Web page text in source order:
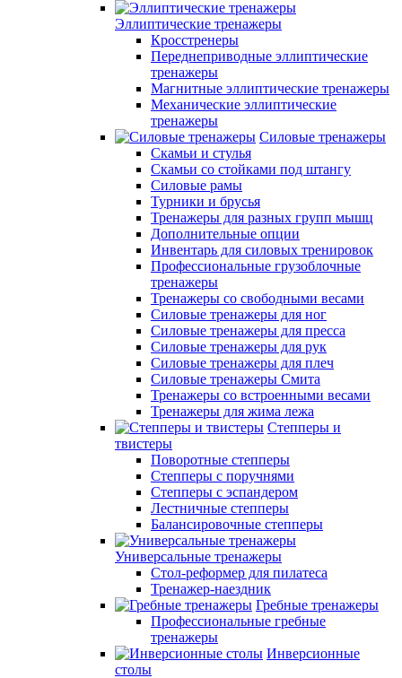
Эллиптические тренажеры
Кросстренеры
Переднеприводные эллиптические
тренажеры
Магнитные эллиптические тренажеры
Механические эллиптические
тренажеры
Силовые тренажеры
Скамьи и стулья
Скамьи со стойками под штангу
Силовые рамы
Турники и брусья
Тренажеры для разных групп мышц
Дополнительные опции
Инвентарь для силовых тренировок
Профессиональные грузоблочные
тренажеры
Тренажеры со свободными весами
Силовые тренажеры для ног
Силовые тренажеры для пресса
Силовые тренажеры для рук
Силовые тренажеры для плеч
Силовые тренажеры Смита
Тренажеры со встроенными весами
Тренажеры для жима лежа
Степперы и
твистеры
Поворотные степперы
Степперы с поручнями
Степперы с эспандером
Лестничные степперы
Балансировочные степперы
Универсальные тренажеры
Стол-реформер для пилатеса
Тренажер-наездник
Гребные тренажеры
Профессиональные гребные
тренажеры
Инверсионные
столы